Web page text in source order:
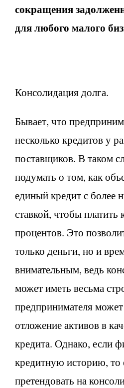
сокращения
для любого малого
Консолидация долга.
Бывает, что
несколько кредитов у
поставщиков. В таком
подумать о том, как
единый кредит с более
ставкой, чтобы
процентов. Это
только деньги, но и
внимательным, ведь
может иметь весьма
предпринимателя
отложение активов в
кредита. Однако, если
кредитную историю, то
претендовать на